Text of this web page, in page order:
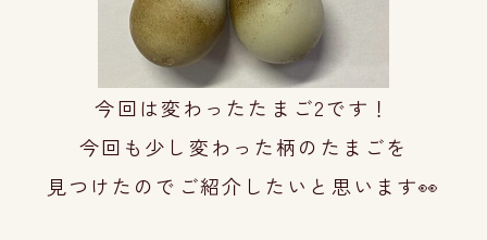
今回は変わったたまご2です！
今回も少し変わった柄のたまごを
見つけたのでご紹介したいと思います👀